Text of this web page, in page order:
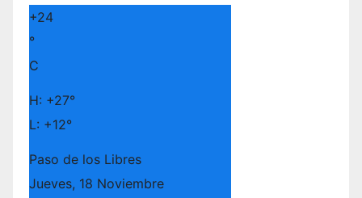
+24
°
C
H: +27°
L: +12°
Paso de los Libres
Jueves, 18 Noviembre